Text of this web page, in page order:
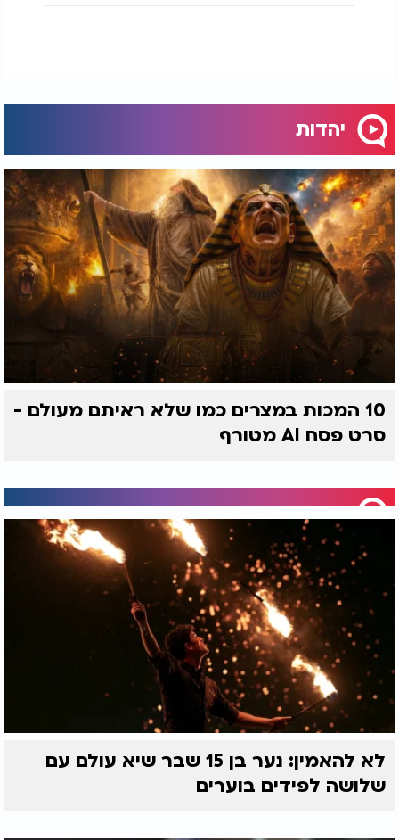
יהדות
10 המכות במצרים כמו שלא ראיתם מעולם -
סרט פסח AI מטורף
לא להאמין: נער בן 15 שבר שיא עולם עם
שלושה לפידים בוערים